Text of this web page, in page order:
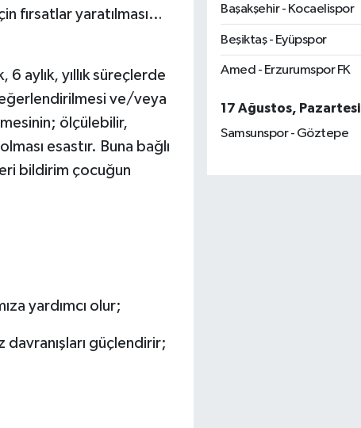
fırsatlar yaratılması…
6 aylık, yıllık süreçlerde
ve/veya
ölçülebilir,
esastır. Buna bağlı
bildirim çocuğun
yardımcı olur;
güçlendirir;
Başakşehir - Kocaelispor
Beşiktaş - Eyüpspor
Amed - Erzurumspor FK
17 Ağustos, Pazartesi
Samsunspor - Göztepe